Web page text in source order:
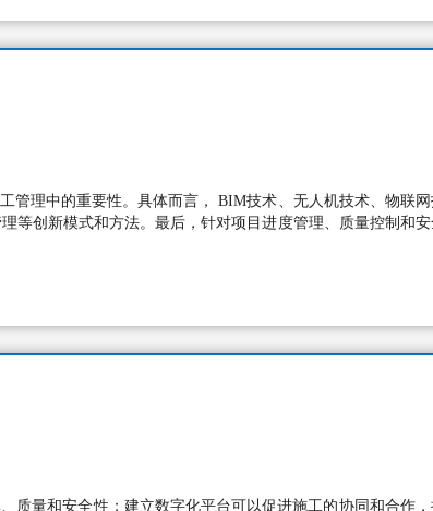
管理中的重要性。具体而言， BIM技术、无人机技术、物联
等创新模式和方法。最后，针对项目进度管理、质量控制和
质量和安全性；建立数字化平台可以促进施工的协同和合作